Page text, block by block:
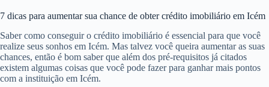
7 dicas para aumentar sua chance de obter crédito imobiliário em Icém
Saber como conseguir o crédito imobiliário é essencial para que você
realize seus sonhos em Icém. Mas talvez você queira aumentar as suas
chances, então é bom saber que além dos pré-requisitos já citados
existem algumas coisas que você pode fazer para ganhar mais pontos
com a instituição em Icém.